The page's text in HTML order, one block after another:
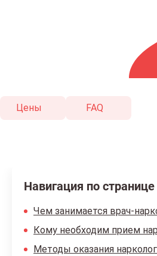
Цены FAQ
Навигация по странице
Чем занимается врач-
Кому необходим прием
Методы оказания